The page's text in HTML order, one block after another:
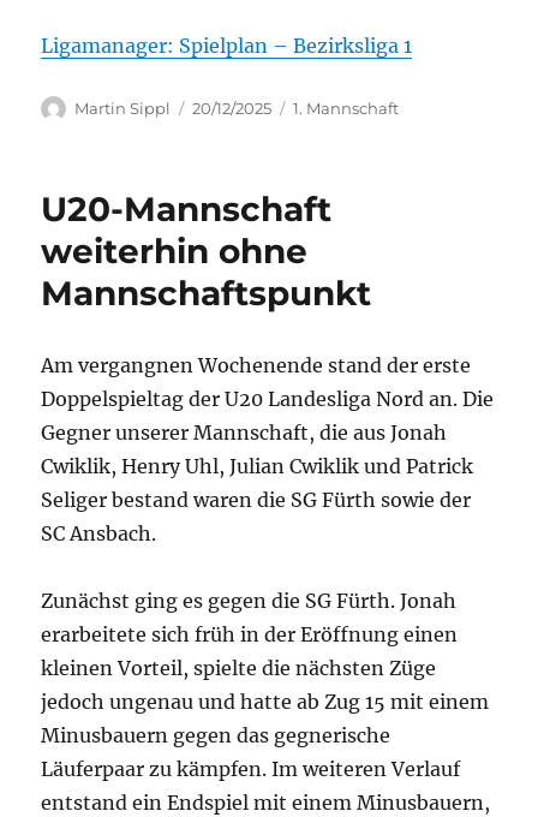
Ligamanager: Spielplan – Bezirksliga 1
Autor
Martin Sippl
Veröffentlicht
20/12/2025 Kategorien
1. Mannschaft
U20-Mannschaft
weiterhin ohne
Mannschaftspunkt
Am vergangnen Wochenende stand der erste
Doppelspieltag der U20 Landesliga Nord an. Die
Gegner unserer Mannschaft, die aus Jonah
Cwiklik, Henry Uhl, Julian Cwiklik und Patrick
Seliger bestand waren die SG Fürth sowie der
SC Ansbach.
Zunächst ging es gegen die SG Fürth. Jonah
erarbeitete sich früh in der Eröffnung einen
kleinen Vorteil, spielte die nächsten Züge
jedoch ungenau und hatte ab Zug 15 mit einem
Minusbauern gegen das gegnerische
Läuferpaar zu kämpfen. Im weiteren Verlauf
entstand ein Endspiel mit einem Minusbauern,